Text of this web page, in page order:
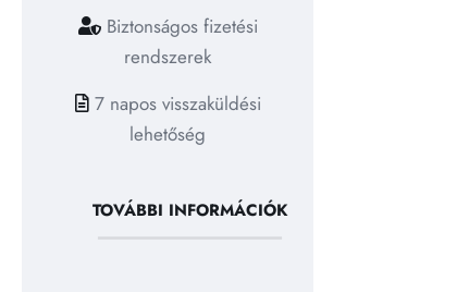
Biztonságos fizetési
rendszerek
7 napos visszaküldési
lehetőség
TOVÁBBI INFORMÁCIÓK